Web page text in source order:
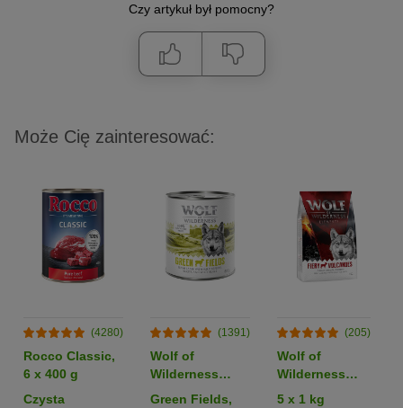
Czy artykuł był pomocny?
Może Cię zainteresować:
(4280)
Rocco Classic,
6 x 400 g
Czysta
(1391)
Wolf of
Wilderness
Monoprotein
Green Fields,
(205)
Wolf of
Wilderness
Monoprotein
5 x 1 kg